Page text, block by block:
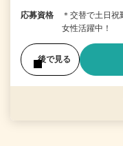
応募資格
＊交替で土日
女性活躍中！
後で見る